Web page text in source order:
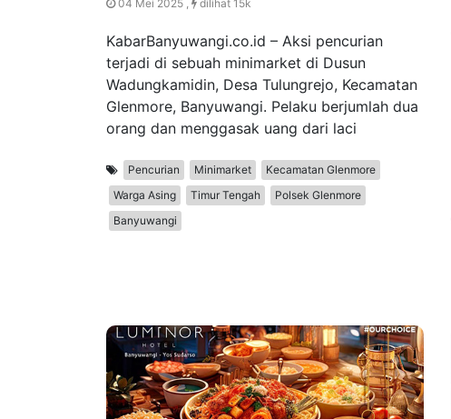
04 Mei 2025 , dilihat 15k
KabarBanyuwangi.co.id – Aksi pencurian
terjadi di sebuah minimarket di Dusun
Wadungkamidin, Desa Tulungrejo, Kecamatan
Glenmore, Banyuwangi. Pelaku berjumlah dua
orang dan menggasak uang dari laci
Pencurian Minimarket
Kecamatan Glenmore
Warga Asing
Timur Tengah
Polsek Glenmore
Banyuwangi